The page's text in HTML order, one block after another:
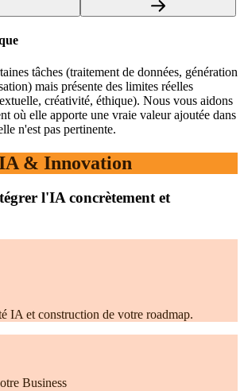
tâches (traitement de données, génération
mais présente des limites réelles
créativité, éthique). Nous vous aidons
où elle apporte une vraie valeur ajoutée dans
n'est pas pertinente.
& Innovation
l'IA concrètement et
IA et construction de votre roadmap.
Business